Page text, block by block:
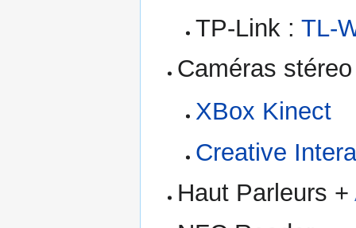
TP-Link : TL-
Caméras
XBox Kinect
Creative
Haut Parleurs +